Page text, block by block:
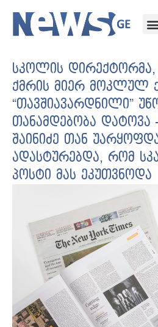
სკოლის
ქმრის მიერ მოკლულ
“თავშიავარდნილი”
თანამდებობა დატოვა
შაინიძე თან
ადასტურებდა, რომ
პოსტი მას ეკუთვნოდა